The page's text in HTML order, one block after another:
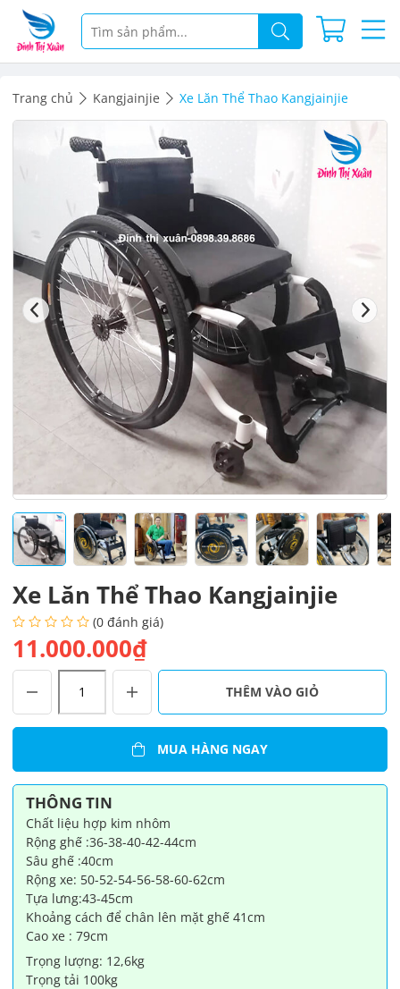
Trang chủ Kangjainjie Xe Lăn Thể Thao Kangjainjie
Xe Lăn Thể Thao Kangjainjie
(0 đánh giá)
11.000.000₫
Thể
số
lượng
THÊM VÀO GIỎ
MUA HÀNG NGAY
THÔNG TIN
Chất liệu hợp kim nhôm
Rộng ghế :36-38-40-42-44cm
Sâu ghế :40cm
Rộng xe: 50-52-54-56-58-60-62cm
Tựa lưng:43-45cm
Khoảng cách để chân lên mặt ghế 41cm
Cao xe : 79cm
Trọng lượng: 12,6kg
Trọng tải 100kg